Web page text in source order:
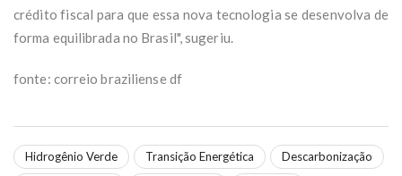
crédito fiscal para que essa nova tecnologia se desenvolva de
forma equilibrada no Brasil", sugeriu.
fonte: correio braziliense df
Hidrogênio Verde Transição Energética
Descarbonização